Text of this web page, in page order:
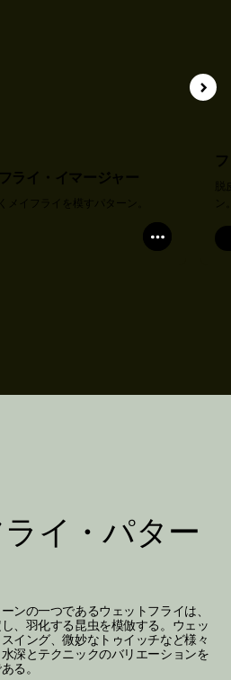
ライ・イマージャー
メイフライを模すパターン。
イ・パター
ンの一つであるウェットフライは、
、羽化する昆虫を模倣する。ウェッ
イング、微妙なトゥイッチなど様々
深とテクニックのバリエーションを
る。